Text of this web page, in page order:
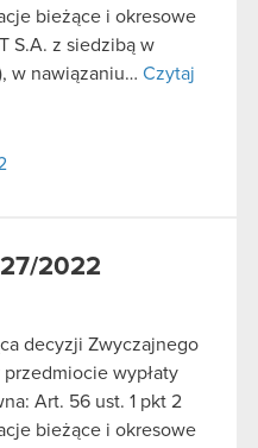
bieżące i okresowe
S.A. z siedzibą w
w nawiązaniu… Czytaj
2022
decyzji Zwyczajnego
wypłaty
Art. 56 ust. 1 pkt 2
bieżące i okresowe